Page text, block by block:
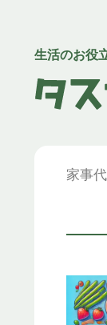
生活のお役
家事